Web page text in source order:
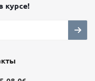
курсе!